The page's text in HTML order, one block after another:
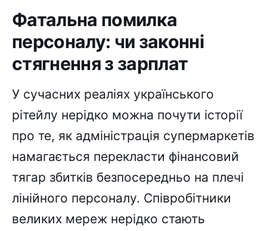
Фатальна помилка
персоналу: чи законні
стягнення з зарплат
У сучасних реаліях українського
рітейлу нерідко можна почути історії
про те, як адміністрація супермаркетів
намагається перекласти фінансовий
тягар збитків безпосередньо на плечі
лінійного персоналу. Співробітники
великих мереж нерідко стають